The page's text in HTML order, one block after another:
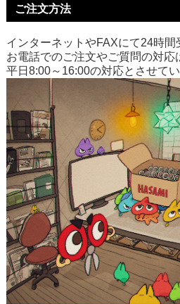
ご注文方法
インターネットやFAXにて24時間
お電話でのご注文やご質問の対応
平日8:00～16:00の対応とさせてい